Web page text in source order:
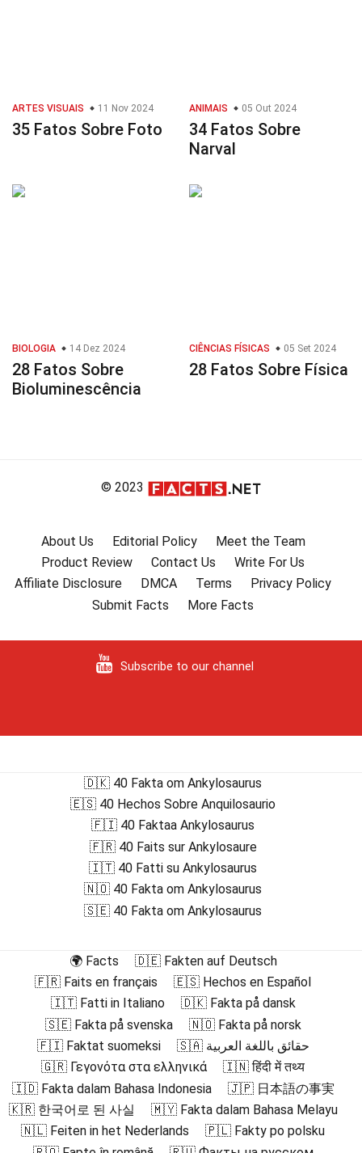
ARTES VISUAIS 11 Nov 2024
35 Fatos Sobre Foto
ANIMAIS 05 Out 2024
34 Fatos Sobre
Narval
BIOLOGIA 14 Dez 2024
28 Fatos Sobre
Bioluminescência
CIÊNCIAS FÍSICAS 05 Set 2024
28 Fatos Sobre Física
© 2023
About Us Editorial Policy
Meet the Team
Product Review
Contact Us
Write For Us
Affiliate Disclosure
DMCA Terms
Privacy Policy
Submit Facts
More Facts
Subscribe to our channel
🇩🇰 40 Fakta om Ankylosaurus
🇪🇸 40 Hechos Sobre Anquilosaurio
🇫🇮 40 Faktaa Ankylosaurus
🇫🇷 40 Faits sur Ankylosaure
🇮🇹 40 Fatti su Ankylosaurus
🇳🇴 40 Fakta om Ankylosaurus
🇸🇪 40 Fakta om Ankylosaurus
🌍 Facts
🇩🇪 Fakten auf Deutsch
🇫🇷 Faits en français
🇪🇸 Hechos en Español
🇮🇹 Fatti in Italiano
🇩🇰 Fakta på dansk
🇸🇪 Fakta på svenska
🇳🇴 Fakta på norsk
🇫🇮 Faktat suomeksi
🇸🇦 حقائق باللغة العربية
🇬🇷 Γεγονότα στα ελληνικά
🇮🇳 हिंदी में तथ्य
🇮🇩 Fakta dalam Bahasa Indonesia
🇯🇵 日本語の事実
🇰🇷 한국어로 된 사실
🇲🇾 Fakta dalam Bahasa Melayu
🇳🇱 Feiten in het Nederlands
🇵🇱 Fakty po polsku